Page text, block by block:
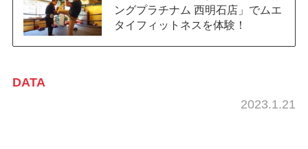
ングプラチナム 西明石店」でムエ
タイフィットネスを体験！
DATA
2023.1.21